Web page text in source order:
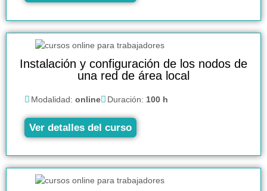
Instalación y configuración de los nodos de
una red de área local
Modalidad: online Duración: 100 h
Ver detalles del curso